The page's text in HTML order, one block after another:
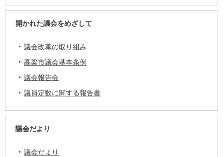
開かれた議会をめざして
議会改革の取り組み
高梁市議会基本条例
議会報告会
議員定数に関する報告書
議会だより
議会だより